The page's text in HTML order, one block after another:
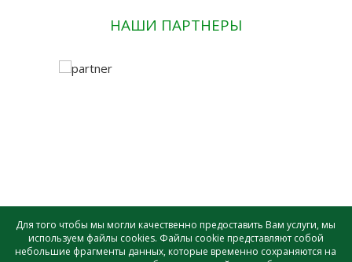
НАШИ ПАРТНЕРЫ
САУ лесного хозяйства ВО «ВОЛОГДАЛЕСХОЗ» © - 2026 |
Для того чтобы мы могли качественно предоставить Вам услуги, мы
используем файлы cookies. Файлы cookie представляют собой
небольшие фрагменты данных, которые временно сохраняются на